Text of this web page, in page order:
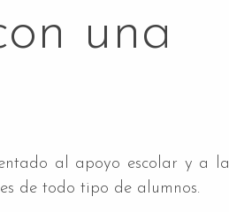
una
al apoyo escolar y a la
de todo tipo de alumnos.